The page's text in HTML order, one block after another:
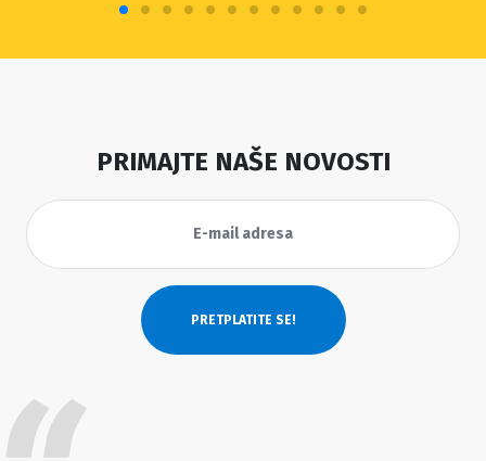
PRIMAJTE NAŠE NOVOSTI